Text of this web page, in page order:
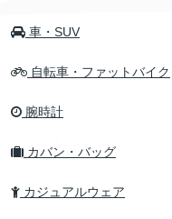
車・SUV
自転車・ファットバイク
腕時計
カバン・バッグ
カジュアルウェア